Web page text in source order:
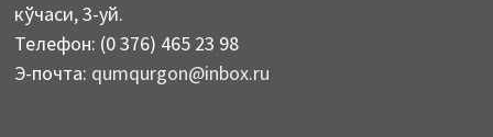
кўчаси, 3-уй.
Телефон: (0 376) 465 23 98
Э-почта: qumqurgon@inbox.ru